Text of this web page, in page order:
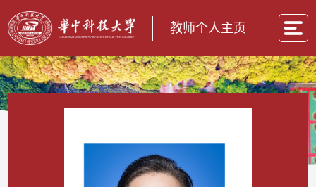
教师个人主页